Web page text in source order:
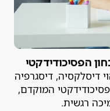
הפסיכודידקטי
דיסלקסיה, דיסגרפיה
המוקדם,
רגשית.